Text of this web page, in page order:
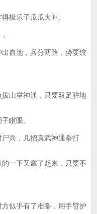
极乐子瓜瓜大叫。
血池，兵分两路，势要绞
山掌神通，只要双足驻地
瞪眼。
兵，几招真武神通拳打
一下又窜了起来，只要不
似乎有了准备，用手臂护